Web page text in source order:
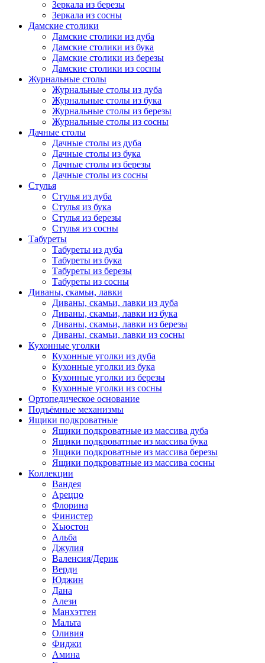
Зеркала из березы
Зеркала из сосны
Дамские столики
Дамские столики из дуба
Дамские столики из бука
Дамские столики из березы
Дамские столики из сосны
Журнальные столы
Журнальные столы из дуба
Журнальные столы из бука
Журнальные столы из березы
Журнальные столы из сосны
Дачные столы
Дачные столы из дуба
Дачные столы из бука
Дачные столы из березы
Дачные столы из сосны
Стулья
Стулья из дуба
Стулья из бука
Стулья из березы
Стулья из сосны
Табуреты
Табуреты из дуба
Табуреты из бука
Табуреты из березы
Табуреты из сосны
Диваны, скамьи, лавки
Диваны, скамьи, лавки из дуба
Диваны, скамьи, лавки из бука
Диваны, скамьи, лавки из березы
Диваны, скамьи, лавки из сосны
Кухонные уголки
Кухонные уголки из дуба
Кухонные уголки из бука
Кухонные уголки из березы
Кухонные уголки из сосны
Ортопедическое основание
Подъёмные механизмы
Ящики подкроватные
Ящики подкроватные из массива дуба
Ящики подкроватные из массива бука
Ящики подкроватные из массива березы
Ящики подкроватные из массива сосны
Коллекции
Вандея
Ареццо
Флорина
Финистер
Хьюстон
Альба
Джулия
Валенсия/Дерик
Верди
Юджин
Дана
Алези
Манхэттен
Мальта
Оливия
Фиджи
Амина